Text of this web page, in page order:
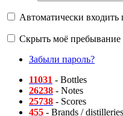
Автоматически
Скрыть моё пребывание
Забыли пароль?
11031 - Bottles
26238 - Notes
25738 - Scores
455 - Brands / distilleries